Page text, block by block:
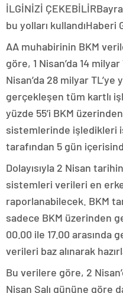
İLGİNİZİ ÇEKEBİLİR
bu yolları kullandıHaberi
AA muhabirinin BKM
göre, 1 Nisan’da 14
Nisan’da 28 milyar TL’ye
gerçekleşen tüm kartlı
yüzde 55’i BKM
sistemlerinde işledikleri
tarafından 5 gün
Dolayısıyla 2 Nisan
sistemleri verileri en
raporlanabilecek. BKM
sadece BKM üzerinden
00.00 ile 17.00 arasında
verileri baz alınarak
Bu verilere göre, 2
Nisan Salı gününe göre